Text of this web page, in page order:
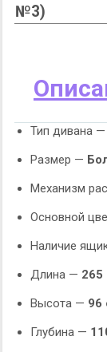
№3)
Тип дивана —
Размер —
Механизм
Основной
Наличие
Длина — 265
Высота — 96
Глубина —